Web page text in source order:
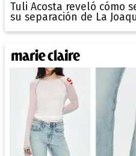
Tuli Acosta reveló cómo
su separación de La